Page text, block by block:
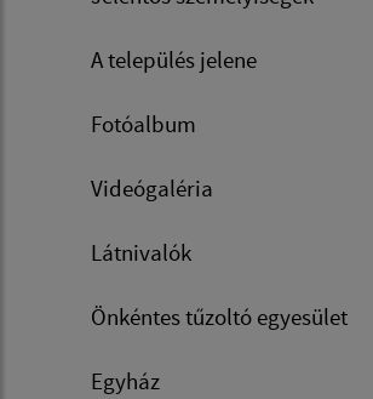
A település jelene
Fotóalbum
Videógaléria
Látnivalók
Önkéntes tűzoltó egyesület
Egyház